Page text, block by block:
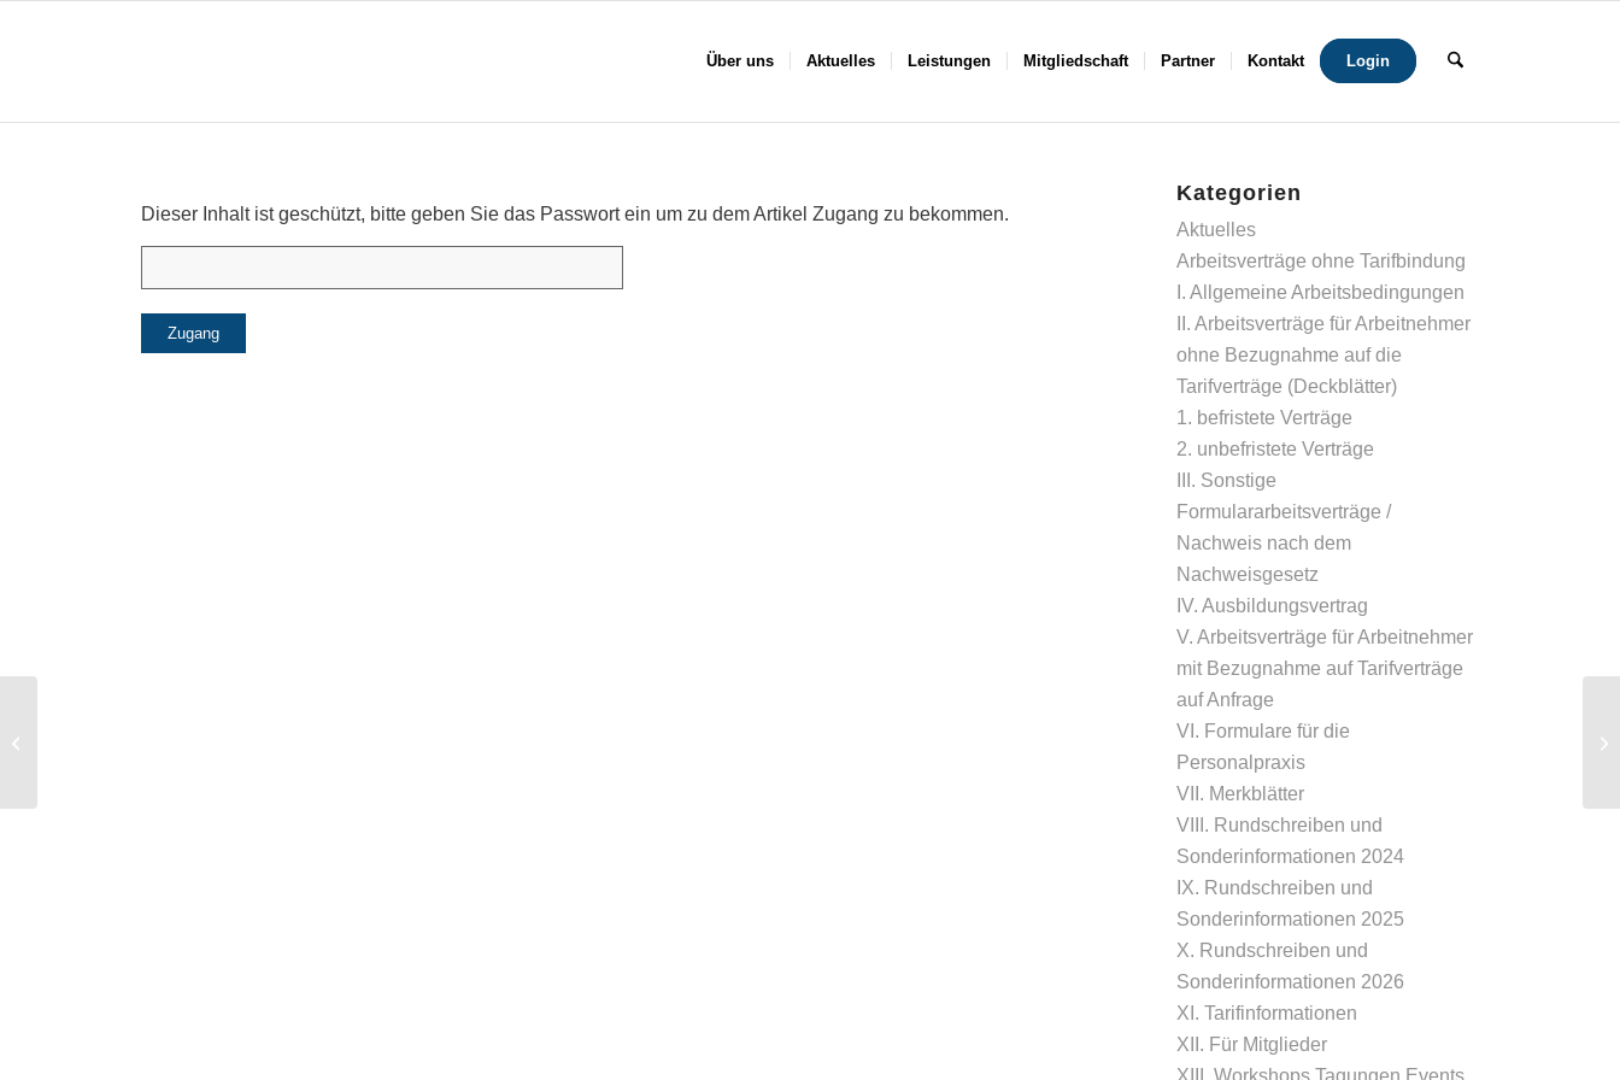
Über uns Aktuelles Leistungen Mitgliedschaft Partner Kontakt Login
Dieser Inhalt ist geschützt, bitte geben Sie das Passwort ein um zu dem Artikel Zugang zu bekommen.
Kategorien
Aktuelles
Arbeitsverträge ohne Tarifbindung
I. Allgemeine Arbeitsbedingungen
II. Arbeitsverträge für Arbeitnehmer
ohne Bezugnahme auf die
Tarifverträge (Deckblätter)
1. befristete Verträge
2. unbefristete Verträge
III. Sonstige
Formulararbeitsverträge /
Nachweis nach dem
Nachweisgesetz
IV. Ausbildungsvertrag
V. Arbeitsverträge für Arbeitnehmer
mit Bezugnahme auf Tarifverträge
auf Anfrage
VI. Formulare für die
Personalpraxis
VII. Merkblätter
VIII. Rundschreiben und
Sonderinformationen 2024
IX. Rundschreiben und
Sonderinformationen 2025
X. Rundschreiben und
Sonderinformationen 2026
XI. Tarifinformationen
XII. Für Mitglieder
XIII. Workshops Tagungen Events